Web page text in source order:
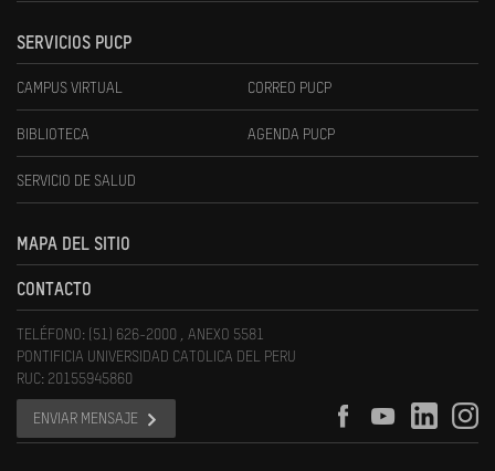
SERVICIOS PUCP
CAMPUS VIRTUAL CORREO PUCP
BIBLIOTECA AGENDA PUCP
SERVICIO DE SALUD
MAPA DEL SITIO
CONTACTO
TELÉFONO: (51) 626-2000 , ANEXO 5581
PONTIFICIA UNIVERSIDAD CATOLICA DEL PERU
RUC: 20155945860
ENVIAR MENSAJE